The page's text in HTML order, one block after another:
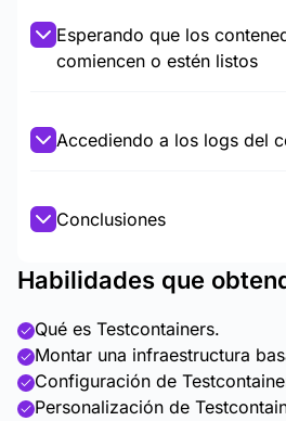
Esperando que los
comiencen o estén listos
Accediendo a los logs del
Conclusiones
Habilidades que
Qué es Testcontainers.
Montar una infraestructura
Configuración de
Personalización de